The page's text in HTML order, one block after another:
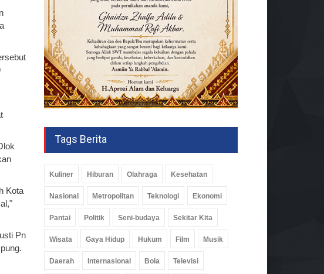
Kota
Pn
Tags Berita
Kuliner Hiburan Olahraga Kesehatan
Nasional Metropolitan Teknologi Ekonomi
Pantai Politik Seni-budaya Sekitar Kita
Wisata Gaya Hidup Hukum Film Musik
Daerah Internasional Bola Televisi